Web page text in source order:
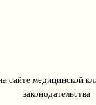
сайте медицинской
законодательства